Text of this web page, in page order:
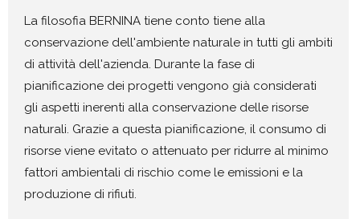
La filosofia BERNINA tiene conto tiene alla
conservazione dell'ambiente naturale in tutti gli ambiti
di attività dell'azienda. Durante la fase di
pianificazione dei progetti vengono già considerati
gli aspetti inerenti alla conservazione delle risorse
naturali. Grazie a questa pianificazione, il consumo di
risorse viene evitato o attenuato per ridurre al minimo
fattori ambientali di rischio come le emissioni e la
produzione di rifiuti.